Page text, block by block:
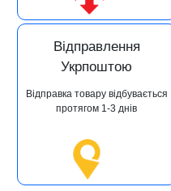
Відправлення
Укрпоштою
Відправка товару відбувається
протягом 1-3 днів